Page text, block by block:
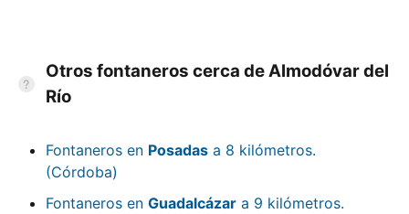
Otros fontaneros cerca de Almodóvar del
Río
Fontaneros en Posadas a 8 kilómetros.
(Córdoba)
Fontaneros en Guadalcázar a 9 kilómetros.